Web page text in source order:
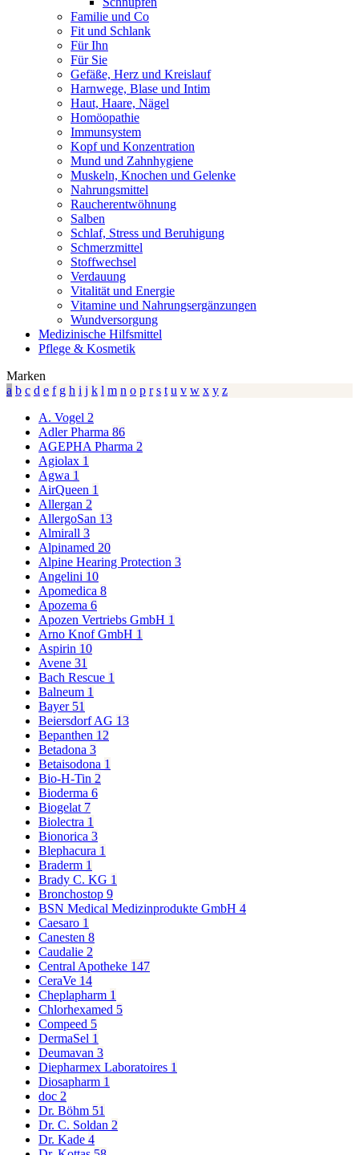
Die angegebene empfohlene Tagesdosis nicht überschreiten. Für
Kinder unerreichbar aufbewahren.
Familie und Co
Fit und Schlank
Für Ihn
Für Sie
Gefäße, Herz und Kreislauf
Harnwege, Blase und Intim
Haut, Haare, Nägel
Homöopathie
Immunsystem
Kopf und Konzentration
Mund und Zahnhygiene
Muskeln, Knochen und Gelenke
Nahrungsmittel
Raucherentwöhnung
Salben
Schlaf, Stress und Beruhigung
Schmerzmittel
Stoffwechsel
Verdauung
Vitalität und Energie
Vitamine und Nahrungsergänzungen
Wundversorgung
Medizinische Hilfsmittel
Pflege & Kosmetik
Marken
a b c d e f g h i j k l m n o p r s t u v w x y z
A. Vogel 2
Adler Pharma 86
AGEPHA Pharma 2
Agiolax 1
Agwa 1
AirQueen 1
Allergan 2
AllergoSan 13
Almirall 3
Alpinamed 20
Alpine Hearing Protection 3
Angelini 10
Apomedica 8
Apozema 6
Apozen Vertriebs GmbH 1
Arno Knof GmbH 1
Aspirin 10
Avene 31
Bach Rescue 1
Balneum 1
Bayer 51
Beiersdorf AG 13
Bepanthen 12
Betadona 3
Betaisodona 1
Bio-H-Tin 2
Bioderma 6
Biogelat 7
Biolectra 1
Bionorica 3
Blephacura 1
Braderm 1
Brady C. KG 1
Bronchostop 9
BSN Medical Medizinprodukte GmbH 4
Caesaro 1
Canesten 8
Caudalie 2
Central Apotheke 147
CeraVe 14
Cheplapharm 1
Chlorhexamed 5
Compeed 5
DermaSel 1
Deumavan 3
Diepharmex Laboratoires 1
Diosapharm 1
doc 2
Dr. Böhm 51
Dr. C. Soldan 2
Dr. Kade 4